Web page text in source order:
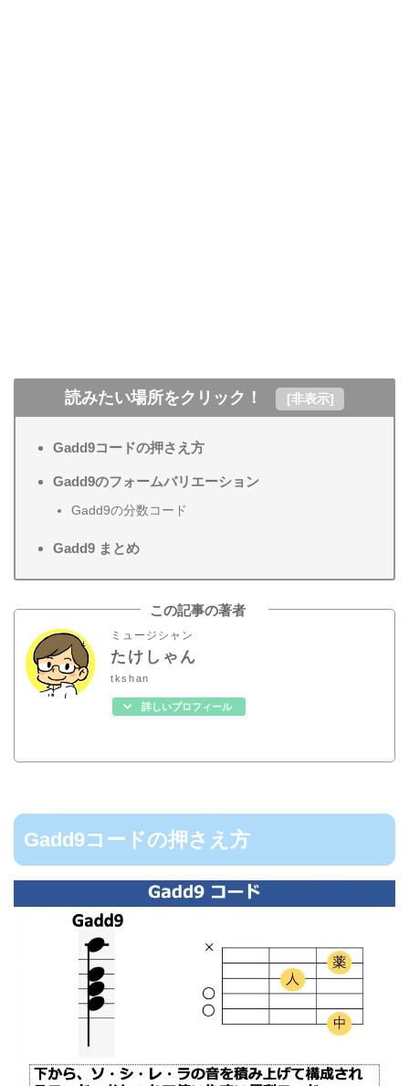
読みたい場所をクリック！ [非表示]
Gadd9コードの押さえ方
Gadd9のフォームバリエーション
Gadd9の分数コード
Gadd9 まとめ
この記事の著者
ミュージシャン
たけしゃん
tkshan
詳しいプロフィール
Gadd9コードの押さえ方